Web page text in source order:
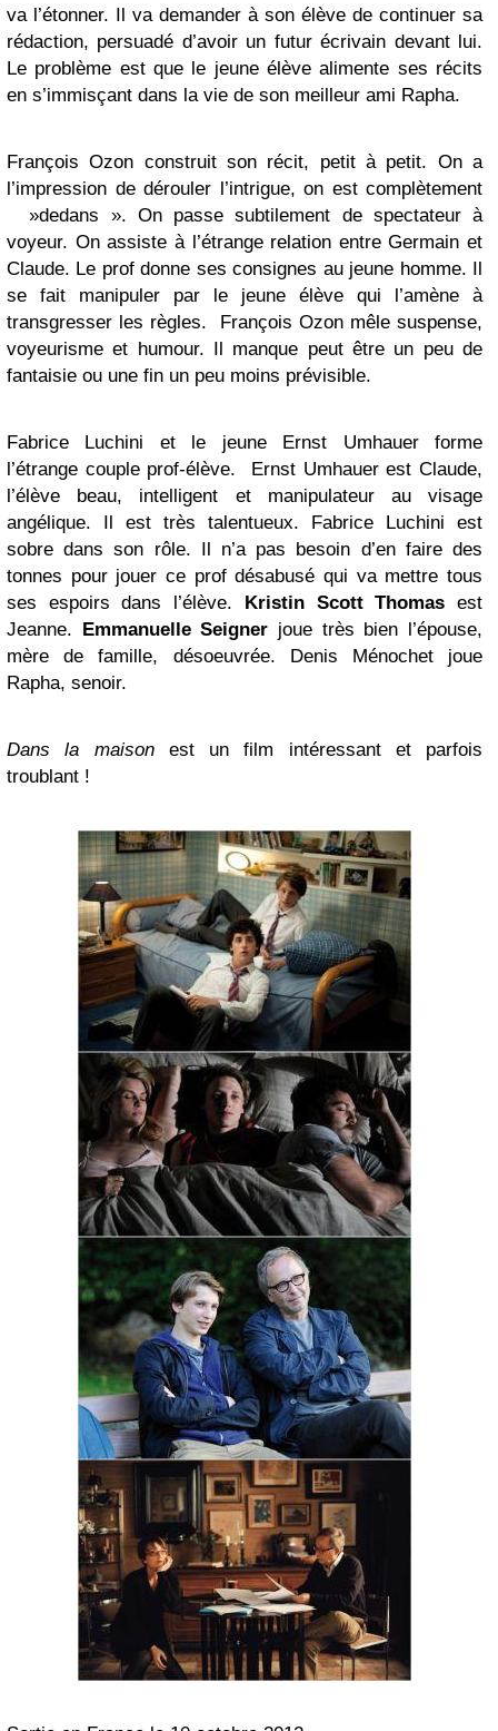
va l’étonner. Il va demander à son élève de continuer sa
rédaction, persuadé d’avoir un futur écrivain devant lui.
Le problème est que le jeune élève alimente ses récits
en s’immisçant dans la vie de son meilleur ami Rapha.
François Ozon construit son récit, petit à petit. On a
l’impression de dérouler l’intrigue, on est complètement
»dedans ». On passe subtilement de spectateur à
voyeur. On assiste à l’étrange relation entre Germain et
Claude. Le prof donne ses consignes au jeune homme. Il
se fait manipuler par le jeune élève qui l’amène à
transgresser les règles. François Ozon mêle suspense,
voyeurisme et humour. Il manque peut être un peu de
fantaisie ou une fin un peu moins prévisible.
Fabrice Luchini et le jeune Ernst Umhauer forme
l’étrange couple prof-élève. Ernst Umhauer est Claude,
l’élève beau, intelligent et manipulateur au visage
angélique. Il est très talentueux. Fabrice Luchini est
sobre dans son rôle. Il n’a pas besoin d’en faire des
tonnes pour jouer ce prof désabusé qui va mettre tous
ses espoirs dans l’élève. Kristin Scott Thomas est
Jeanne. Emmanuelle Seigner joue très bien l’épouse,
mère de famille, désoeuvrée. Denis Ménochet joue
Rapha, senoir.
Dans la maisonest un film intéressant et parfois
troublant !